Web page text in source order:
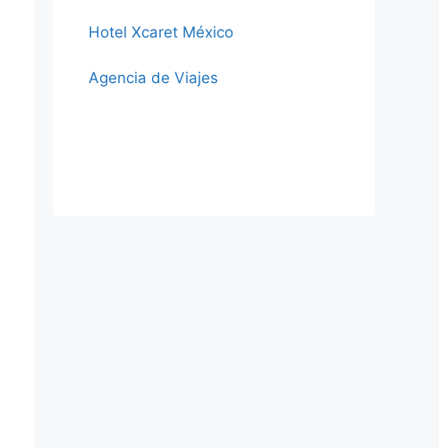
Hotel Xcaret México
Agencia de Viajes